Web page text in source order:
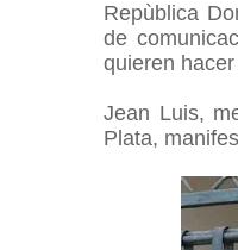
Repùblica
de
quieren
Jean Luis,
Plata,